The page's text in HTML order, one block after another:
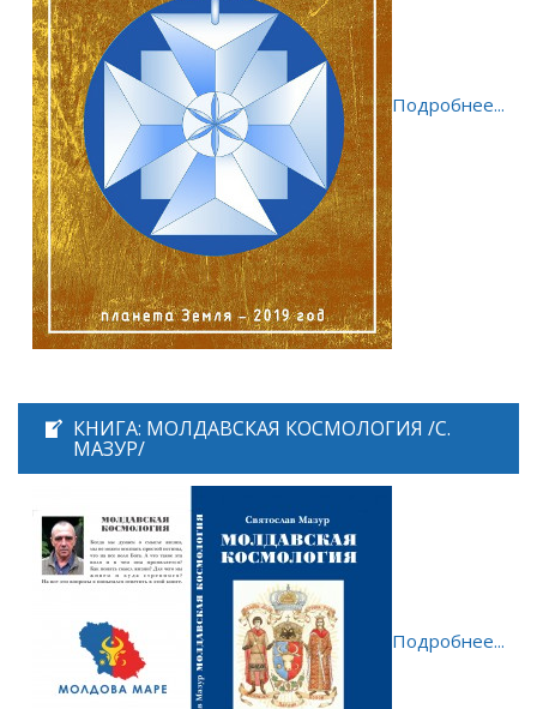
Подробнее...
КНИГА: МОЛДАВСКАЯ КОСМОЛОГИЯ /С.
МАЗУР/
Подробнее...